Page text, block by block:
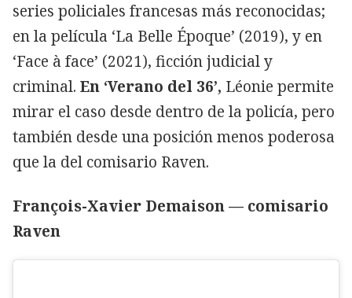
series policiales francesas más reconocidas;
en la película ‘La Belle Époque’ (2019), y en
‘Face à face’ (2021), ficción judicial y
criminal. En ‘Verano del 36’, Léonie permite
mirar el caso desde dentro de la policía, pero
también desde una posición menos poderosa
que la del comisario Raven.
François-Xavier Demaison — comisario
Raven